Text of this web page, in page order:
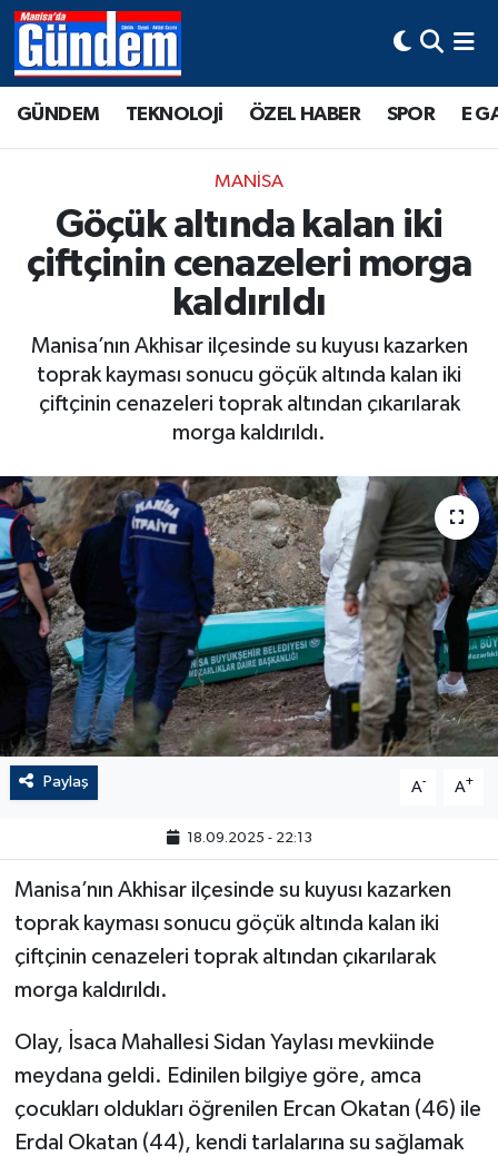
GÜNDEM TEKNOLOJİ ÖZEL HABER SPOR E
MANİSA
Göçük altında kalan iki
çiftçinin cenazeleri morga
kaldırıldı
Manisa’nın Akhisar ilçesinde su kuyusı kazarken
toprak kayması sonucu göçük altında kalan iki
çiftçinin cenazeleri toprak altından çıkarılarak
morga kaldırıldı.
Paylaş A- A+
18.09.2025 - 22:13
Manisa’nın Akhisar ilçesinde su kuyusı kazarken
toprak kayması sonucu göçük altında kalan iki
çiftçinin cenazeleri toprak altından çıkarılarak
morga kaldırıldı.
Olay, İsaca Mahallesi Sidan Yaylası mevkiinde
meydana geldi. Edinilen bilgiye göre, amca
çocukları oldukları öğrenilen Ercan Okatan (46) ile
Erdal Okatan (44), kendi tarlalarına su sağlamak
Manisa Hava Durumu
Tüm Manşetler
Son Dakika Haberleri
Haber Arşivi